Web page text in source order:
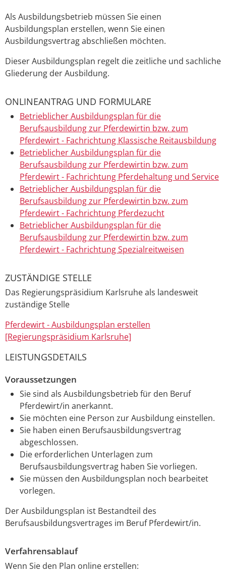
Als Ausbildungsbetrieb müssen Sie einen
Ausbildungsplan erstellen, wenn Sie einen
Ausbildungsvertrag abschließen möchten.
Dieser Ausbildungsplan regelt die zeitliche und sachliche
Gliederung der Ausbildung.
ONLINEANTRAG UND FORMULARE
Betrieblicher Ausbildungsplan für die
Berufsausbildung zur Pferdewirtin bzw. zum
Pferdewirt - Fachrichtung Klassische Reitausbildung
Betrieblicher Ausbildungsplan für die
Berufsausbildung zur Pferdewirtin bzw. zum
Pferdewirt - Fachrichtung Pferdehaltung und Service
Betrieblicher Ausbildungsplan für die
Berufsausbildung zur Pferdewirtin bzw. zum
Pferdewirt - Fachrichtung Pferdezucht
Betrieblicher Ausbildungsplan für die
Berufsausbildung zur Pferdewirtin bzw. zum
Pferdewirt - Fachrichtung Spezialreitweisen
ZUSTÄNDIGE STELLE
Das Regierungspräsidium Karlsruhe als landesweit
zuständige Stelle
Pferdewirt - Ausbildungsplan erstellen
[Regierungspräsidium Karlsruhe]
LEISTUNGSDETAILS
Voraussetzungen
Sie sind als Ausbildungsbetrieb für den Beruf
Pferdewirt/in anerkannt.
Sie möchten eine Person zur Ausbildung einstellen.
Sie haben einen Berufsausbildungsvertrag
abgeschlossen.
Die erforderlichen Unterlagen zum
Berufsausbildungsvertrag haben Sie vorliegen.
Sie müssen den Ausbildungsplan noch bearbeitet
vorlegen.
Der Ausbildungsplan ist Bestandteil des
Berufsausbildungsvertrages im Beruf Pferdewirt/in.
Verfahrensablauf
Wenn Sie den Plan online erstellen: